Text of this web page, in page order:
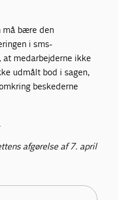
må bære den
i sms-
at medarbejderne ikke
udmålt bod i sagen,
beskederne
afgørelse af 7. april